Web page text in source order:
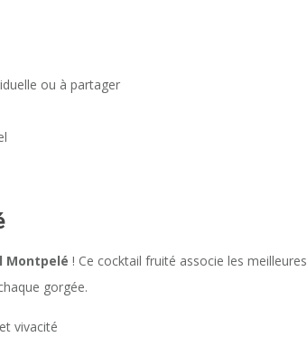
ou à partager
Montpelé ! Ce cocktail fruité associe les meilleures
gorgée.
vivacité